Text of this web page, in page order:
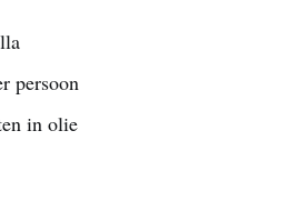
persoon
in olie